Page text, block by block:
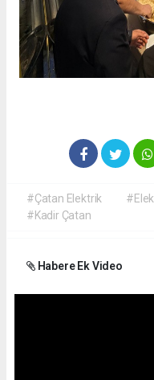
#Çatan Elektrik
#Kadir Çatan
Habere Ek Video